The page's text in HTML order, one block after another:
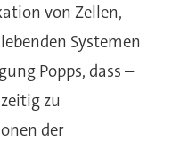
von Zellen,
Systemen
Popps, dass –
zu
der